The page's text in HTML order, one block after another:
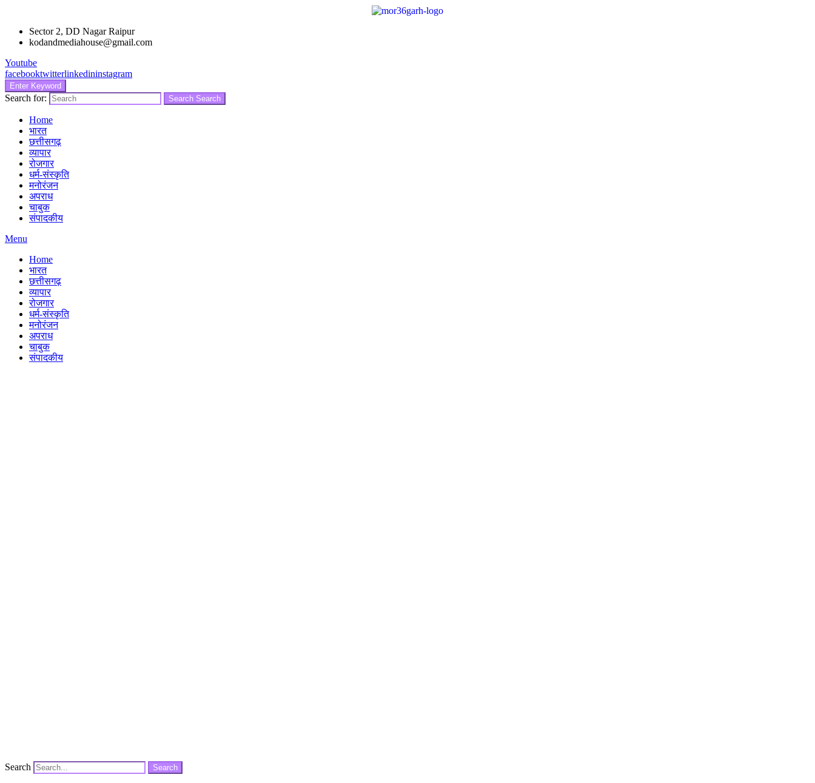
Sector 2, DD Nagar Raipur
kodandmediahouse@gmail.com
Youtube
facebooktwitterlinkedininstagram
Enter Keyword
Search for: Search Search
Home
भारत
छत्तीसगढ़
व्यापार
रोजगार
धर्म-संस्कृति
मनोरंजन
अपराध
चाबुक
संपादकीय
Menu
Home
भारत
छत्तीसगढ़
व्यापार
रोजगार
धर्म-संस्कृति
मनोरंजन
अपराध
चाबुक
संपादकीय
Search Search